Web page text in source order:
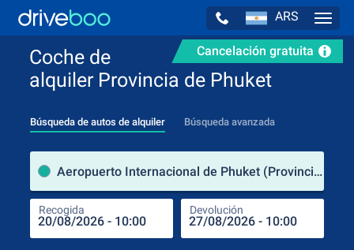
ARS
Cancelación gratuita
Coche de
alquiler Provincia de Phuket
Búsqueda de autos de alquiler Búsqueda avanzada
Aeropuerto Internacional de Phuket (Provincia de Phuket / Tailandia)
Recogida Devolución